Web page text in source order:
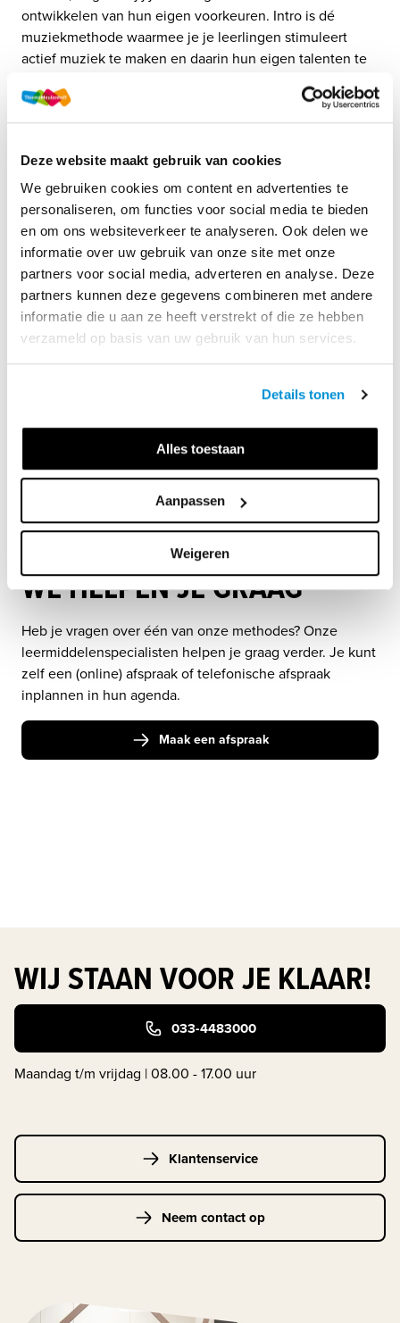
Deze website maakt gebruik van cookies
We gebruiken cookies om content en advertenties te
personaliseren, om functies voor social media te bieden
en om ons websiteverkeer te analyseren. Ook delen we
informatie over uw gebruik van onze site met onze
partners voor social media, adverteren en analyse. Deze
partners kunnen deze gegevens combineren met andere
informatie die u aan ze heeft verstrekt of die ze hebben
verzameld op basis van uw gebruik van hun services.
Details tonen
Alles toestaan
Aanpassen
Weigeren
ontwikkelen van hun eigen voorkeuren. Intro is dé
muziekmethode waarmee je je leerlingen stimuleert
actief muziek te maken en daarin hun eigen talenten te
methode aan bij elk niveau. De methode zit bomvol
studio-opnames, oefenvideo’s, speelstukken,
de slag kunt.
Lees meer
over de methode of bekijk de
inkijkexemplaren.
WE HELPEN JE GRAAG
Heb je vragen over één van onze methodes? Onze
leermiddelenspecialisten helpen je graag verder. Je kunt
zelf een (online) afspraak of telefonische afspraak
inplannen in hun agenda.
Maak een afspraak
WIJ STAAN VOOR JE KLAAR!
033-4483000
Maandag t/m vrijdag | 08.00 - 17.00 uur
Klantenservice
Neem contact op